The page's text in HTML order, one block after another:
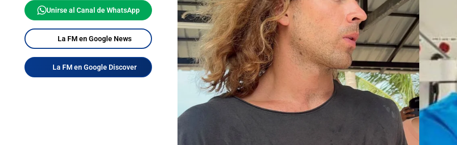
Unirse al Canal de WhatsApp
La FM en Google News
La FM en Google Discover